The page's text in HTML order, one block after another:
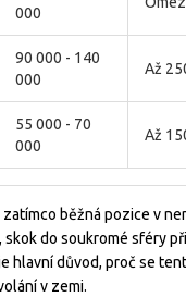
000
90 000 - 140
000
Až
55 000 - 70
000
Až
běžná pozice v
do soukromé sféry
hlavní důvod, proč se
v zemi.